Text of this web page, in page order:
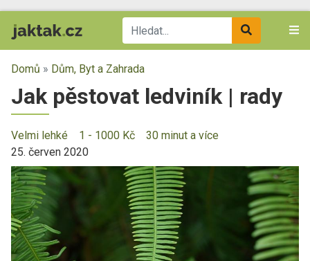
Domů » Dům, Byt a Zahrada
Jak pěstovat ledviník | rady
Velmi lehké 1 - 1000 Kč
30 minut a více
25. červen 2020